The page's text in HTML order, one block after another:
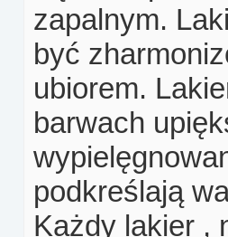
zapalnym.
być
ubiorem.
barwach
podkreślają
Każdy lakier ,